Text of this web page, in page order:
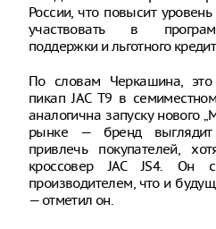
России, что повысит
участвовать в
поддержки и льготного
По словам Черкашина, это
пикап JAC Т9 в
аналогична запуску нового
рынке — бренд
привлечь покупателей,
кроссовер JAC JS4. Он
производителем, что и
— отметил он.